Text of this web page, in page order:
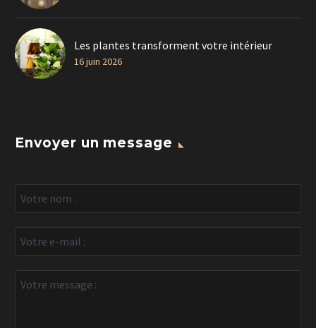
Les plantes transforment votre intérieur
16 juin 2026
Envoyer un message